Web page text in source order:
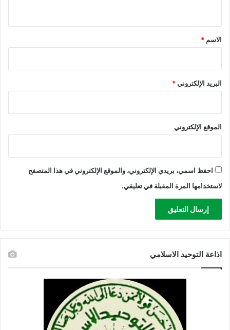
*
الاسم *
البريد الإلكتروني*
الموقع الإلكتروني
احفظ اسمي، بريدي الإلكتروني، والموقع الإلكتروني في هذا المتصفح
لاستخدامها المرة المقبلة في تعليقي.
اذاعة التوحيد الاسلامي